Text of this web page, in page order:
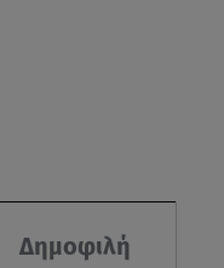
Δημοφιλή